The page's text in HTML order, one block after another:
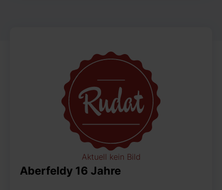
Aktuell kein Bild
Aberfeldy 16 Jahre